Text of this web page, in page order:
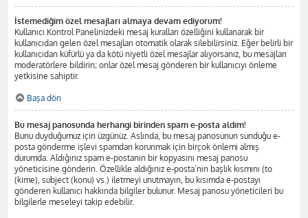
İstemediğim özel mesajları almaya devam ediyorum!
Kullanıcı Kontrol Panelinizdeki mesaj kuralları özelliğini kullanarak bir
kullanıcıdan gelen özel mesajları otomatik olarak silebilirsiniz. Eğer belirli bir
kullanıcıdan küfürlü ya da kötü niyetli özel mesajlar alıyorsanız, bu mesajları
moderatörlere bildirin; onlar özel mesaj gönderen bir kullanıcıyı önleme
yetkisine sahiptir.
Başa dön
Bu mesaj panosunda herhangi birinden spam e-posta aldım!
Bunu duyduğumuz için üzgünüz. Aslında, bu mesaj panosunun sunduğu e-
posta gönderme işlevi spamdan korunmak için birçok önlemi almış
durumda. Aldığınız spam e-postanın bir kopyasını mesaj panosu
yöneticisine gönderin. Özellikle aldığınız e-posta’nın başlık kısmını (to
(kime), subject (konu) vs.) iletmeyi unutmayın, bu kısımda e-postayı
gönderen kullanıcı hakkında bilgiler bulunur. Mesaj panosu yöneticileri bu
bilgilerle meseleyi takip edebilir.